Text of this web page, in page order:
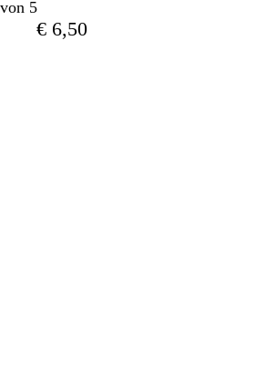
von 5
€ 6,50